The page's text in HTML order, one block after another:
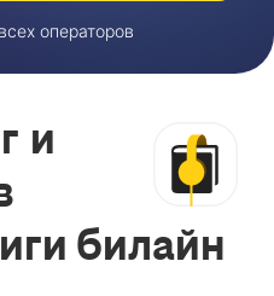
операторов
и
билайн